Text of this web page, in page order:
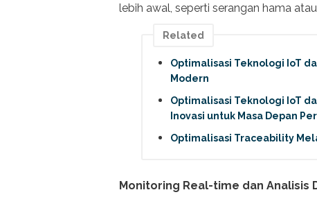
lebih awal, seperti serangan hama
Related
Optimalisasi Teknologi IoT
Modern
Optimalisasi Teknologi IoT
Inovasi untuk Masa Depan
Optimalisasi Traceability
Monitoring Real-time dan Analisis